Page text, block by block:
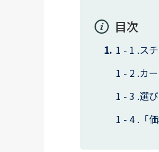
目次
ス
カ
選
「